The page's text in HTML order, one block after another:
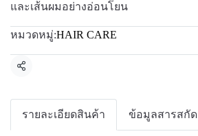
และเส้นผมอย่างอ่อนโยน
หมวดหมู่:HAIR CARE
แชร์
รายละเอียดสินค้า ข้อมูลสารสกัด